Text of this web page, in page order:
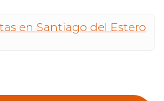
en Santiago del Estero